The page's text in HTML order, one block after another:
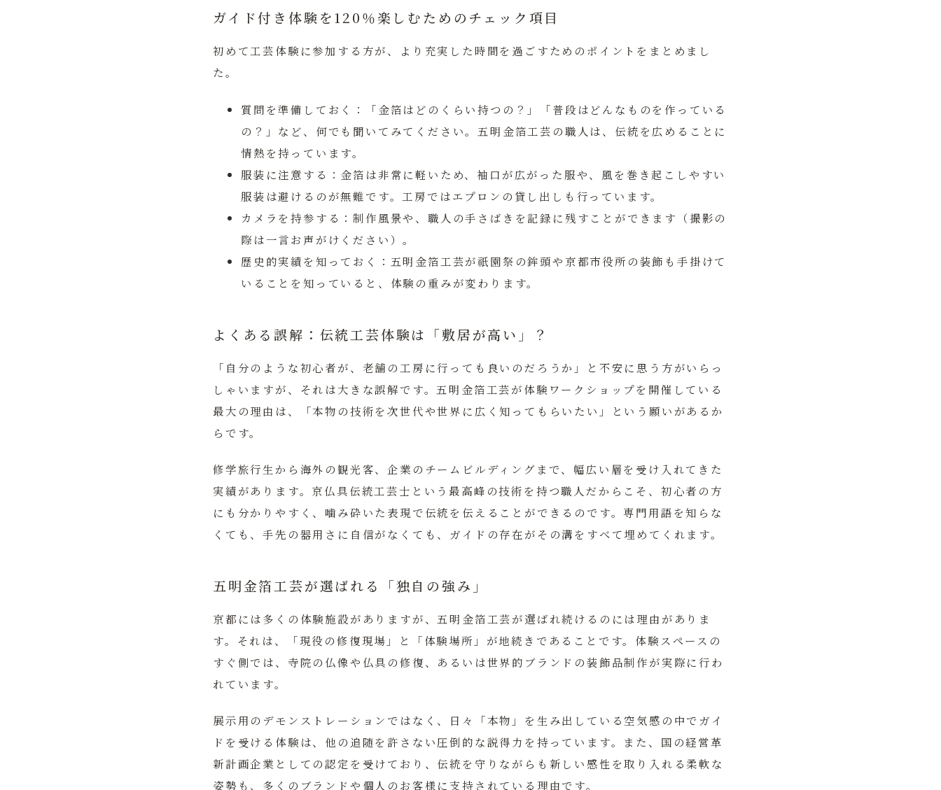
ガイド付き体験を120％楽しむためのチェック項目
初めて工芸体験に参加する方が、より充実した時間を過ごすためのポイントをまとめまし
た。
質問を準備しておく：
「金箔はどのくらい持つの？」「普段はどんなものを作っている
の？」など、何でも聞いてみてください。五明金箔工芸の職人は、伝統を広めることに
情熱を持っています。
服装に注意する： 金箔は非常に軽いため、袖口が広がった服や、風を巻き起こしやすい
服装は避けるのが無難です。工房ではエプロンの貸し出しも行っています。
カメラを持参する：制作風景や、職人の手さばきを記録に残すことができます（撮影の
際は一言お声がけください）。
歴史的実績を知っておく： 五明金箔工芸が祇園祭の鉾頭や京都市役所の装飾も手掛けて
いることを知っていると、体験の重みが変わります。
よくある誤解：伝統工芸体験は「敷居が高い」？
「自分のような初心者が、老舗の工房に行っても良いのだろうか」と不安に思う方がいらっ
しゃいますが、それは大きな誤解です。五明金箔工芸が体験ワークショップを開催している
最大の理由は、
「本物の技術を次世代や世界に広く知ってもらいたい」
という願いがあるか
らです。
修学旅行生から海外の観光客、企業のチームビルディングまで、幅広い層を受け入れてきた
実績があります。京仏具伝統工芸士という最高峰の技術を持つ職人だからこそ、初心者の方
にも分かりやすく、噛み砕いた表現で伝統を伝えることができるのです。専門用語を知らな
くても、手先の器用さに自信がなくても、ガイドの存在がその溝をすべて埋めてくれます。
五明金箔工芸が選ばれる「独自の強み」
京都には多くの体験施設がありますが、五明金箔工芸が選ばれ続けるのには理由がありま
す。それは、
「現役の修復現場」と「体験場所」が地続きであること です。体験スペースの
すぐ側では、寺院の仏像や仏具の修復、あるいは世界的ブランドの装飾品制作が実際に行わ
れています。
展示用のデモンストレーションではなく、日々「本物」を生み出している空気感の中でガイ
ドを受ける体験は、他の追随を許さない圧倒的な説得力を持っています。また、国の経営革
新計画企業としての認定を受けており、伝統を守りながらも新しい感性を取り入れる柔軟な
姿勢も、多くのブランドや個人のお客様に支持されている理由です。